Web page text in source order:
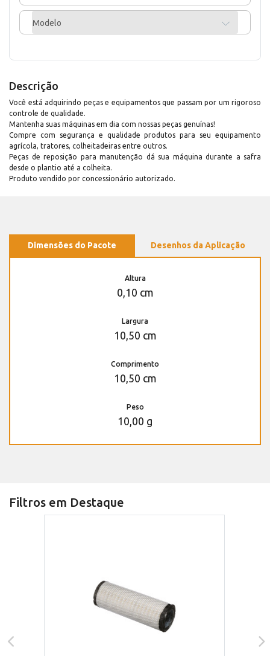
Modelo
Descrição
Você está adquirindo peças e equipamentos que passam por um rigoroso
controle de qualidade.
Mantenha suas máquinas em dia com nossas peças genuínas!
Compre com segurança e qualidade produtos para seu equipamento
agrícola, tratores, colheitadeiras entre outros.
Peças de reposição para manutenção dá sua máquina durante a safra
desde o plantio até a colheita.
Produto vendido por concessionário autorizado.
Dimensões do Pacote Desenhos da Aplicação
Altura
0,10 cm
Largura
10,50 cm
Comprimento
10,50 cm
Peso
10,00 g
Filtros em Destaque